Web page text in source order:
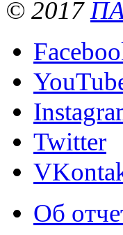
© 2017
Twitter
Об